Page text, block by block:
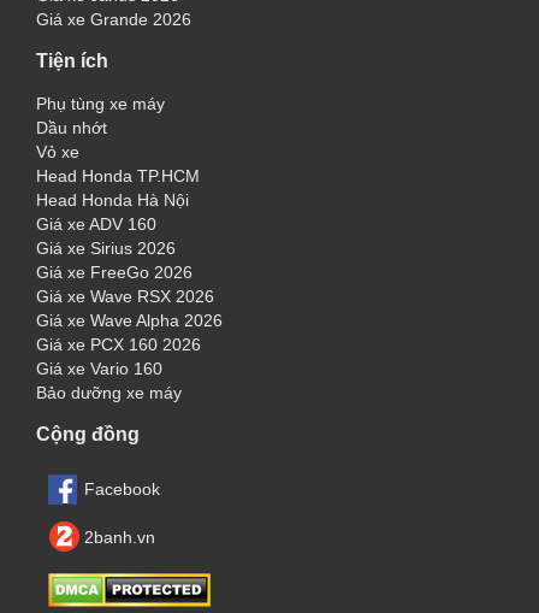
Giá xe Grande 2026
Tiện ích
Phụ tùng xe máy
Dầu nhớt
Vỏ xe
Head Honda TP.HCM
Head Honda Hà Nội
Giá xe ADV 160
Giá xe Sirius 2026
Giá xe FreeGo 2026
Giá xe Wave RSX 2026
Giá xe Wave Alpha 2026
Giá xe PCX 160 2026
Giá xe Vario 160
Bảo dưỡng xe máy
Cộng đồng
Facebook
2banh.vn